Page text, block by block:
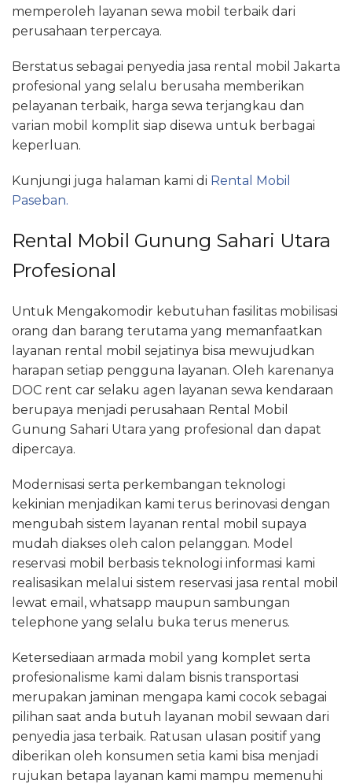
memperoleh layanan sewa mobil terbaik dari
perusahaan terpercaya.
Berstatus sebagai penyedia jasa rental mobil Jakarta
profesional yang selalu berusaha memberikan
pelayanan terbaik, harga sewa terjangkau dan
varian mobil komplit siap disewa untuk berbagai
keperluan.
Kunjungi juga halaman kami di Rental Mobil
Paseban.
Rental Mobil Gunung Sahari Utara
Profesional
Untuk Mengakomodir kebutuhan fasilitas mobilisasi
orang dan barang terutama yang memanfaatkan
layanan rental mobil sejatinya bisa mewujudkan
harapan setiap pengguna layanan. Oleh karenanya
DOC rent car selaku agen layanan sewa kendaraan
berupaya menjadi perusahaan Rental Mobil
Gunung Sahari Utara yang profesional dan dapat
dipercaya.
Modernisasi serta perkembangan teknologi
kekinian menjadikan kami terus berinovasi dengan
mengubah sistem layanan rental mobil supaya
mudah diakses oleh calon pelanggan. Model
reservasi mobil berbasis teknologi informasi kami
realisasikan melalui sistem reservasi jasa rental mobil
lewat email, whatsapp maupun sambungan
telephone yang selalu buka terus menerus.
Ketersediaan armada mobil yang komplet serta
profesionalisme kami dalam bisnis transportasi
merupakan jaminan mengapa kami cocok sebagai
pilihan saat anda butuh layanan mobil sewaan dari
penyedia jasa terbaik. Ratusan ulasan positif yang
diberikan oleh konsumen setia kami bisa menjadi
rujukan betapa layanan kami mampu memenuhi